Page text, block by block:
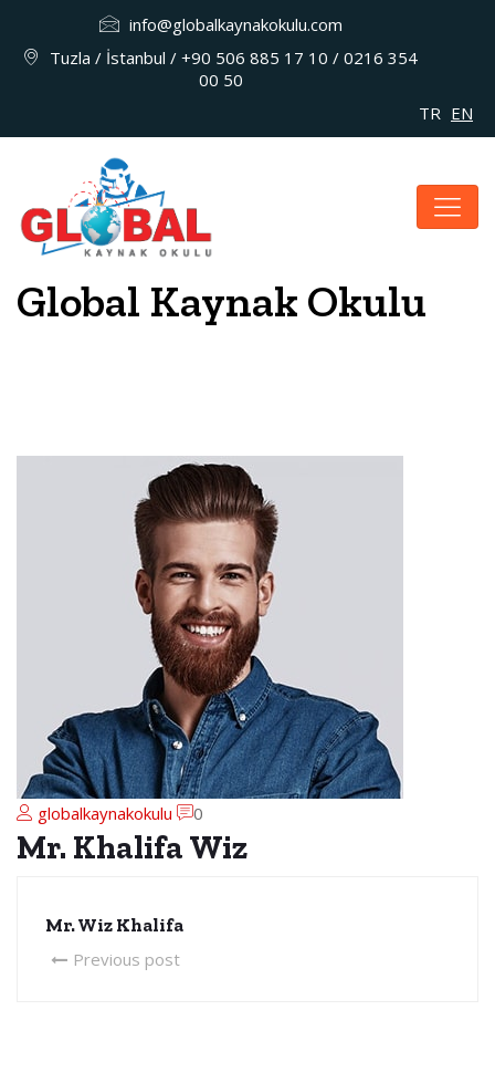
info@globalkaynakokulu.com
Tuzla / İstanbul / +90 506 885 17 10 / 0216 354
00 50
TR EN
Global Kaynak Okulu
globalkaynakokulu 0
Mr. Khalifa Wiz
Mr. Wiz Khalifa
Previous post